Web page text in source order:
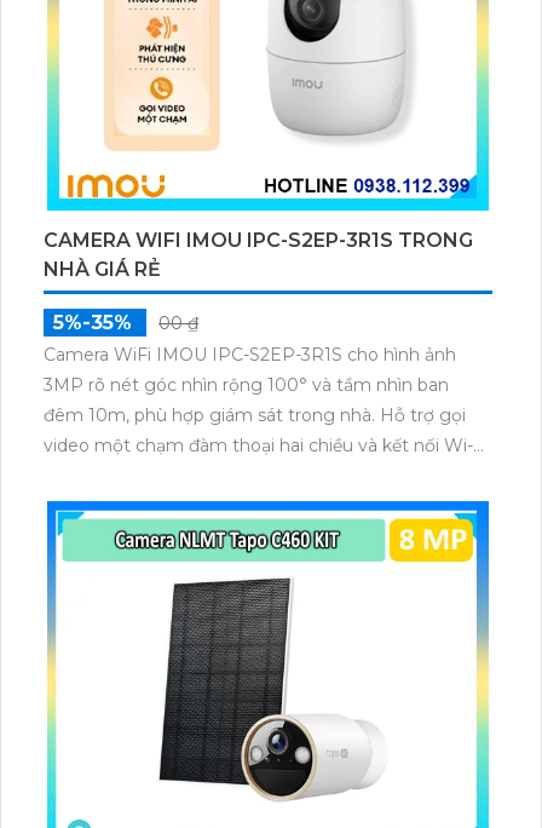
CAMERA WIFI IMOU IPC-S2EP-3R1S TRONG
NHÀ GIÁ RẺ
5%-35%
00 ₫
Camera WiFi IMOU IPC-S2EP-3R1S cho hình ảnh
3MP rõ nét góc nhìn rộng 100° và tầm nhìn ban
đêm 10m, phù hợp giám sát trong nhà. Hỗ trợ gọi
video một chạm đàm thoại hai chiều và kết nối Wi-Fi
microSD tối đa 256GB hoặc lưu đám mây dễ lắp đặt
cho gia đình và văn phòng nhỏ.